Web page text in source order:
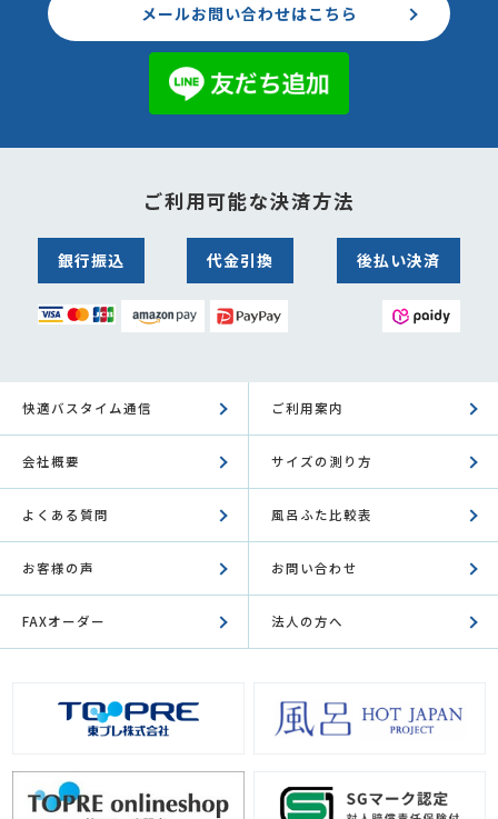
メールお問い合わせはこちら
ご利用可能な決済方法
銀行振込 代金引換 後払い決済
快適バスタイム通信 ご利用案内
会社概要 サイズの測り方
よくある質問 風呂ふた比較表
お客様の声 お問い合わせ
FAXオーダー 法人の方へ